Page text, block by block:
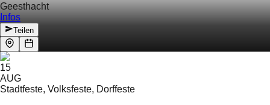
Geesthacht
Infos
Teilen
15
AUG
Stadtfeste, Volksfeste, Dorffeste